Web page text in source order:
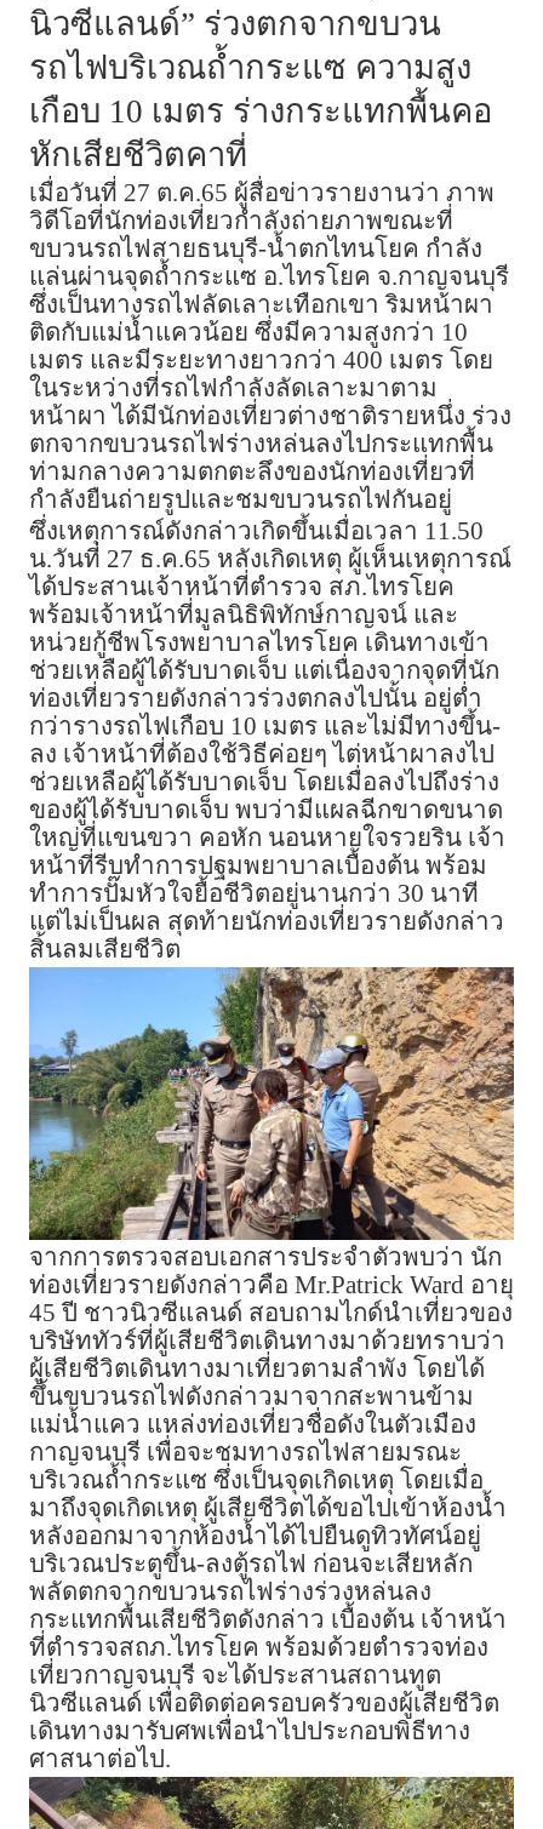
นิวซีแลนด์” ร่วงตกจากขบวน
รถไฟบริเวณถ้ำกระแซ ความสูง
เกือบ 10 เมตร ร่างกระแทกพื้นคอ
หักเสียชีวิตคาที่
เมื่อวันที่ 27 ต.ค.65 ผู้สื่อข่าวรายงานว่า ภาพ
วิดีโอที่นักท่องเที่ยวกำลังถ่ายภาพขณะที่
ขบวนรถไฟสายธนบุรี-น้ำตกไทนโยค กำลัง
แล่นผ่านจุดถ้ำกระแซ อ.ไทรโยค จ.กาญจนบุรี
ซึ่งเป็นทางรถไฟลัดเลาะเทือกเขา ริมหน้าผา
ติดกับแม่น้ำแควน้อย ซึ่งมีความสูงกว่า 10
เมตร และมีระยะทางยาวกว่า 400 เมตร โดย
ในระหว่างที่รถไฟกำลังลัดเลาะมาตาม
หน้าผา ได้มีนักท่องเที่ยวต่างชาติรายหนึ่ง ร่วง
ตกจากขบวนรถไฟร่างหล่นลงไปกระแทกพื้น
ท่ามกลางความตกตะลึงของนักท่องเที่ยวที่
กำลังยืนถ่ายรูปและชมขบวนรถไฟกันอยู่
ซึ่งเหตุการณ์ดังกล่าวเกิดขึ้นเมื่อเวลา 11.50
น.วันที่ 27 ธ.ค.65 หลังเกิดเหตุ ผู้เห็นเหตุการณ์
ได้ประสานเจ้าหน้าที่ตำรวจ สภ.ไทรโยค
พร้อมเจ้าหน้าที่มูลนิธิพิทักษ์กาญจน์ และ
หน่วยกู้ชีพโรงพยาบาลไทรโยค เดินทางเข้า
ช่วยเหลือผู้ได้รับบาดเจ็บ แต่เนื่องจากจุดที่นัก
ท่องเที่ยวรายดังกล่าวร่วงตกลงไปนั้น อยู่ต่ำ
กว่ารางรถไฟเกือบ 10 เมตร และไม่มีทางขึ้น-
ลง เจ้าหน้าที่ต้องใช้วิธีค่อยๆ ไต่หน้าผาลงไป
ช่วยเหลือผู้ได้รับบาดเจ็บ โดยเมื่อลงไปถึงร่าง
ของผู้ได้รับบาดเจ็บ พบว่ามีแผลฉีกขาดขนาด
ใหญ่ที่แขนขวา คอหัก นอนหายใจรวยริน เจ้า
หน้าที่รีบทำการปฐมพยาบาลเบื้องต้น พร้อม
ทำการปั๊มหัวใจยื้อชีวิตอยู่นานกว่า 30 นาที
แต่ไม่เป็นผล สุดท้ายนักท่องเที่ยวรายดังกล่าว
สิ้นลมเสียชีวิต
จากการตรวจสอบเอกสารประจำตัวพบว่า นัก
ท่องเที่ยวรายดังกล่าวคือ Mr.Patrick Ward อายุ
45 ปี ชาวนิวซีแลนด์ สอบถามไกด์นำเที่ยวของ
บริษัททัวร์ที่ผู้เสียชีวิตเดินทางมาด้วยทราบว่า
ผู้เสียชีวิตเดินทางมาเที่ยวตามลำพัง โดยได้
ขึ้นขบวนรถไฟดังกล่าวมาจากสะพานข้าม
แม่น้ำแคว แหล่งท่องเที่ยวชื่อดังในตัวเมือง
กาญจนบุรี เพื่อจะชมทางรถไฟสายมรณะ
บริเวณถ้ำกระแซ ซึ่งเป็นจุดเกิดเหตุ โดยเมื่อ
มาถึงจุดเกิดเหตุ ผู้เสียชีวิตได้ขอไปเข้าห้องน้ำ
หลังออกมาจากห้องน้ำได้ไปยืนดูทิวทัศน์อยู่
บริเวณประตูขึ้น-ลงตู้รถไฟ ก่อนจะเสียหลัก
พลัดตกจากขบวนรถไฟร่างร่วงหล่นลง
กระแทกพื้นเสียชีวิตดังกล่าว เบื้องต้น เจ้าหน้า
ที่ตำรวจสถภ.ไทรโยค พร้อมด้วยตำรวจท่อง
เที่ยวกาญจนบุรี จะได้ประสานสถานทูต
นิวซีแลนด์ เพื่อติดต่อครอบครัวของผู้เสียชีวิต
เดินทางมารับศพเพื่อนำไปประกอบพิธีทาง
ศาสนาต่อไป.